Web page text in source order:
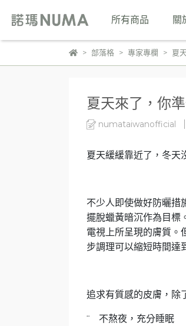
所有商品 關
部落格 專家專欄 夏
夏天來了，你
numataiwanofficial
夏天緩緩靠近了，冬天
不少人即使做好防曬措
擺脫蠟黃暗沉作為目標
電視上所呈現的膚質。
步調理可以縮短時間達
追求有質感的皮膚，除
¨ 不熬夜，充分睡眠